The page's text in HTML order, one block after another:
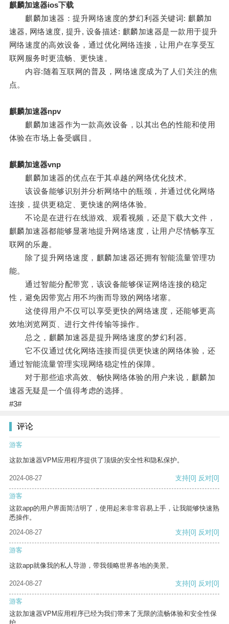
麒麟加速器ios下载
麒麟加速器：提升网络速度的梦幻利器关键词: 麒麟加
速器, 网络速度, 提升, 设备描述: 麒麟加速器是一款用于提升
网络速度的高效设备，通过优化网络连接，让用户在享受互
联网服务时更流畅、更快速。
内容:随着互联网的普及，网络速度成为了人们关注的焦
点。
麒麟加速器npv
麒麟加速器作为一款高效设备，以其出色的性能和使用
体验在市场上备受瞩目。
麒麟加速器vnp
麒麟加速器的优点在于其卓越的网络优化技术。
该设备能够识别并分析网络中的瓶颈，并通过优化网络
连接，提供更稳定、更快速的网络体验。
不论是在进行在线游戏、观看视频，还是下载大文件，
麒麟加速器都能够显著地提升网络速度，让用户尽情畅享互
联网的乐趣。
除了提升网络速度，麒麟加速器还拥有智能流量管理功
能。
通过智能分配带宽，该设备能够保证网络连接的稳定
性，避免因带宽占用不均衡而导致的网络堵塞。
这使得用户不仅可以享受更快的网络速度，还能够更高
效地浏览网页、进行文件传输等操作。
总之，麒麟加速器是提升网络速度的梦幻利器。
它不仅通过优化网络连接而提供更快速的网络体验，还
通过智能流量管理实现网络稳定性的保障。
对于那些追求高效、畅快网络体验的用户来说，麒麟加
速器无疑是一个值得考虑的选择。
#3#
评论
游客
这款加速器VPM应用程序提供了顶级的安全性和隐私保护。
2024-08-27 支持[0] 反对[0]
游客
这款app的用户界面简洁明了，使用起来非常容易上手，让我能够快速熟
悉操作。
2024-08-27
支持[0] 反对[0]
游客
这款app就像我的私人导游，带我领略世界各地的美景。
2024-08-27 支持[0] 反对[0]
游客
这款加速器VPM应用程序已经为我们带来了无限的流畅体验和安全性保